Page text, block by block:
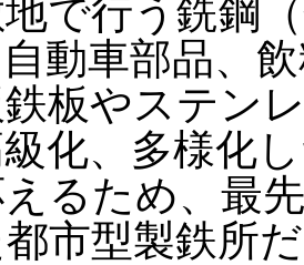
で行う銑鋼
動車部品、
板やステン
化、多様化
るため、最
市型製鉄所